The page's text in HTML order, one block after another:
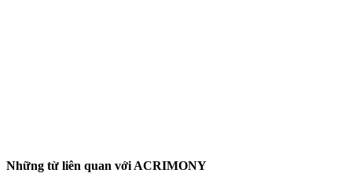
Những từ liên quan với ACRIMONY